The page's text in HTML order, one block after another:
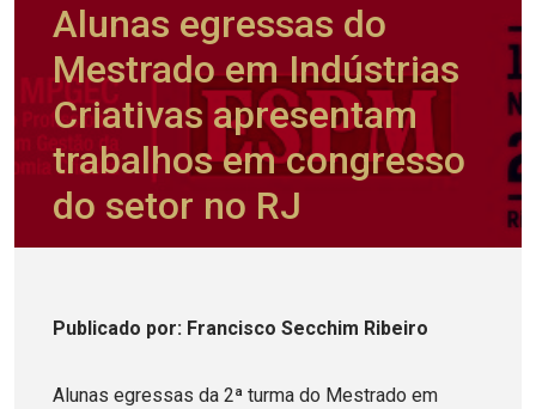
Alunas egressas do
Mestrado em Indústrias
Criativas apresentam
trabalhos em congresso
do setor no RJ
Publicado por: Francisco Secchim Ribeiro
Alunas egressas da 2ª turma do Mestrado em